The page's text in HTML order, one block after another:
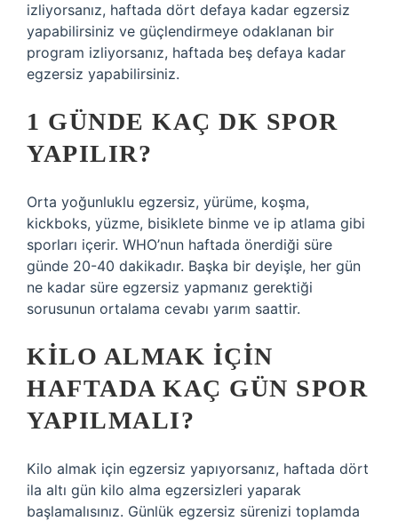
izliyorsanız, haftada dört defaya kadar egzersiz
yapabilirsiniz ve güçlendirmeye odaklanan bir
program izliyorsanız, haftada beş defaya kadar
egzersiz yapabilirsiniz.
1 GÜNDE KAÇ DK SPOR
YAPILIR?
Orta yoğunluklu egzersiz, yürüme, koşma,
kickboks, yüzme, bisiklete binme ve ip atlama gibi
sporları içerir. WHO’nun haftada önerdiği süre
günde 20-40 dakikadır. Başka bir deyişle, her gün
ne kadar süre egzersiz yapmanız gerektiği
sorusunun ortalama cevabı yarım saattir.
KILO ALMAK IÇIN
HAFTADA KAÇ GÜN SPOR
YAPILMALI?
Kilo almak için egzersiz yapıyorsanız, haftada dört
ila altı gün kilo alma egzersizleri yaparak
başlamalısınız. Günlük egzersiz sürenizi toplamda